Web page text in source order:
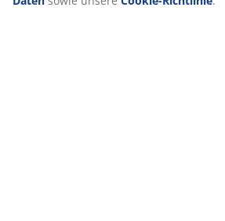
zu. Lies mehr über unsereErhebung